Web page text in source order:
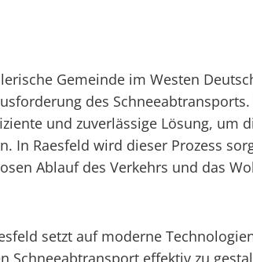
Gemeinde im Westen
des
und zuverlässige Lösung, um
In Raesfeld wird dieser Prozess
Ablauf des Verkehrs und das
setzt auf moderne
Schneeabtransport effektiv zu